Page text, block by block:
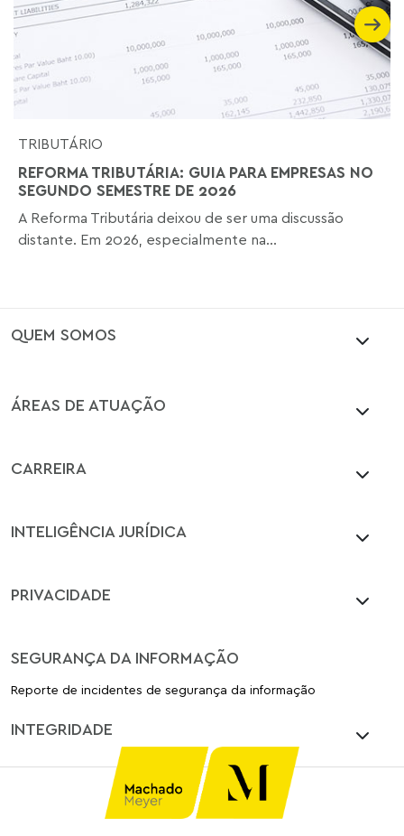
TRIBUTÁRIO
REFORMA TRIBUTÁRIA: GUIA PARA EMPRESAS NO
SEGUNDO SEMESTRE DE 2026
A Reforma Tributária deixou de ser uma discussão
distante. Em 2026, especialmente na...
QUEM SOMOS
ÁREAS DE ATUAÇÃO
CARREIRA
INTELIGÊNCIA JURÍDICA
PRIVACIDADE
SEGURANÇA DA INFORMAÇÃO
Reporte de incidentes de segurança da informação
INTEGRIDADE